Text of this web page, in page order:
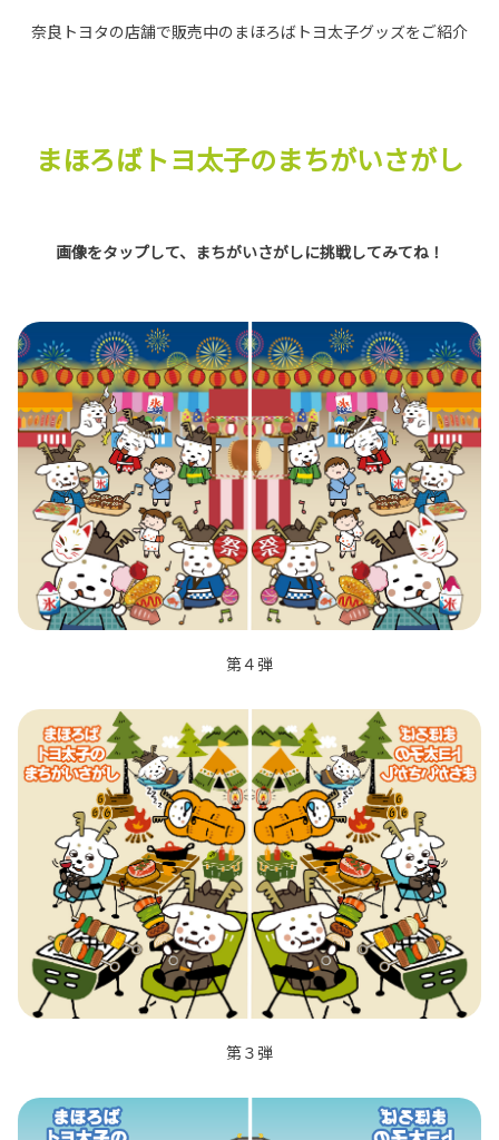
奈良トヨタの店舗で販売中のまほろばトヨ太子グッズをご紹介
まほろばトヨ太子のまちがいさがし
画像をタップして、まちがいさがしに挑戦してみてね！
第４弾
第３弾